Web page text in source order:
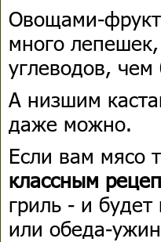
Овощами-
много
углеводов, чем
А низшим
даже можно.
Если вам мясо
классным
гриль - и
или обеда-